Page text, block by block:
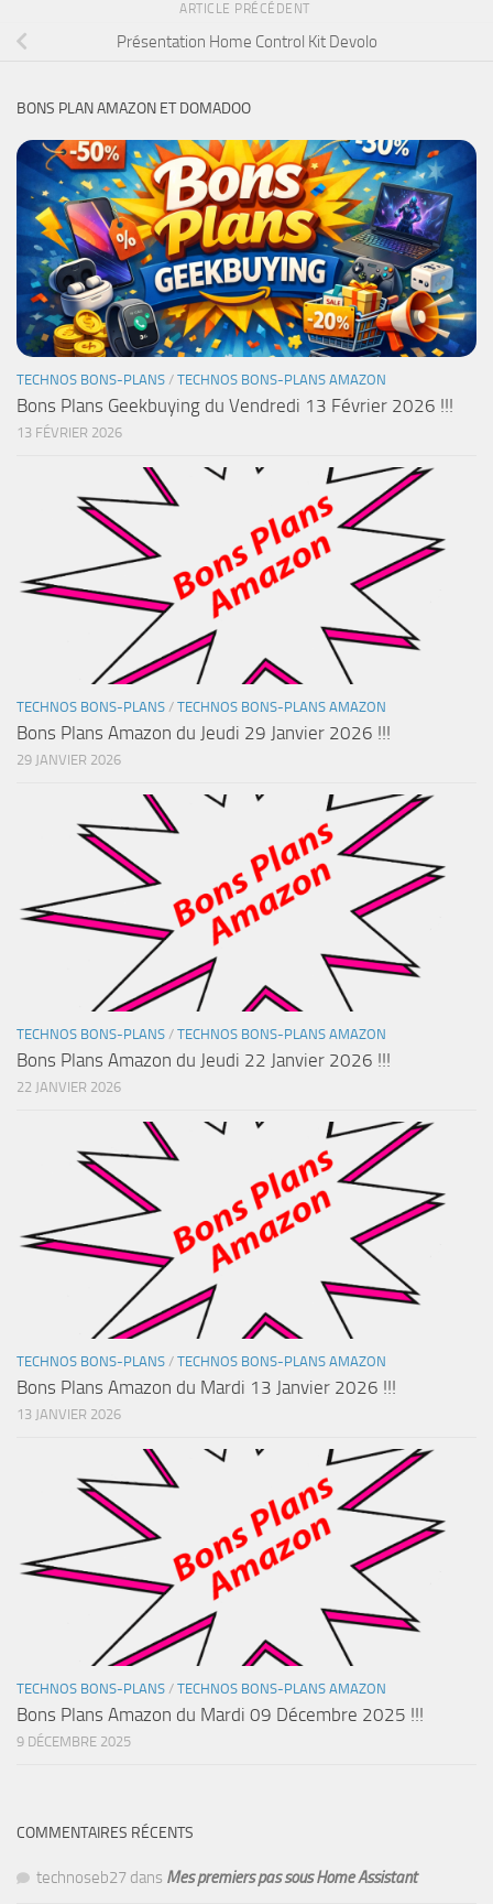
ARTICLE PRÉCÉDENT
Présentation Home Control Kit Devolo
BONS PLAN AMAZON ET DOMADOO
TECHNOS BONS-PLANS / TECHNOS BONS-PLANS AMAZON
Bons Plans Geekbuying du Vendredi 13 Février 2026 !!!
13 FÉVRIER 2026
TECHNOS BONS-PLANS / TECHNOS BONS-PLANS AMAZON
Bons Plans Amazon du Jeudi 29 Janvier 2026 !!!
29 JANVIER 2026
TECHNOS BONS-PLANS / TECHNOS BONS-PLANS AMAZON
Bons Plans Amazon du Jeudi 22 Janvier 2026 !!!
22 JANVIER 2026
TECHNOS BONS-PLANS / TECHNOS BONS-PLANS AMAZON
Bons Plans Amazon du Mardi 13 Janvier 2026 !!!
13 JANVIER 2026
TECHNOS BONS-PLANS / TECHNOS BONS-PLANS AMAZON
Bons Plans Amazon du Mardi 09 Décembre 2025 !!!
9 DÉCEMBRE 2025
COMMENTAIRES RÉCENTS
technoseb27 dans Mes premiers pas sous Home Assistant